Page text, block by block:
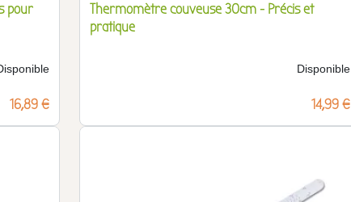
pour
Prix
16,89 €
Thermomètre couveuse 30cm - Précis et
pratique
Disponible
Prix
14,99 €